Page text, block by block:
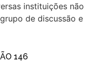
instituições
de discussão
146